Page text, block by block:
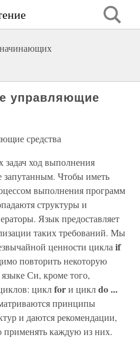
управляющие
средства
ход выполнения
запутанным. Чтобы иметь
выполнения программ
структуры и
Язык предоставляет
таких требований. Мы
ценности цикла if
повторить некоторую
Си, кроме того,
циклforи циклdo ...
принципы
и даются рекомендации,
применять каждую из них.